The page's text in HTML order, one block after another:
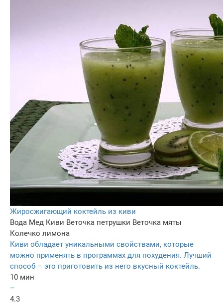
Жиросжигающий коктейль из киви
Вода Мед Киви Веточка петрушки Веточка мяты
Колечко лимона
Киви обладает уникальными свойствами, которые
можно применять в программах для похудения. Лучший
способ – это приготовить из него вкусный коктейль.
10 мин
–
4.3